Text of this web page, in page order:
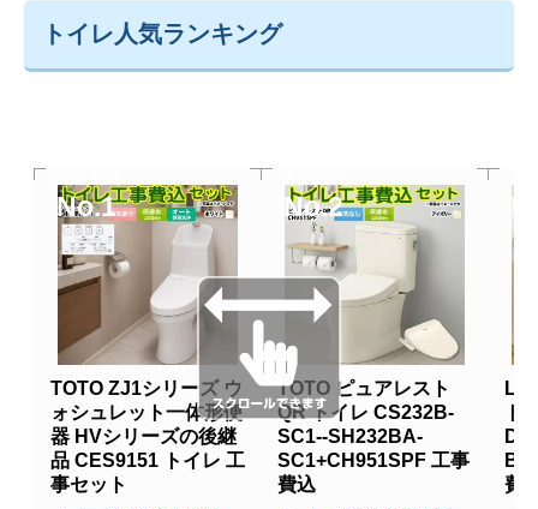
トイレ人気ランキング
No.1
TOTO ZJ1シリーズ ウ
ォシュレット一体形便
器 HVシリーズの後継
品 CES9151 トイレ 工
事セット
No.2
TOTO ピュアレスト
QR トイレ CS232B-
SC1--SH232BA-
SC1+CH951SPF 工事
費込
ト
費